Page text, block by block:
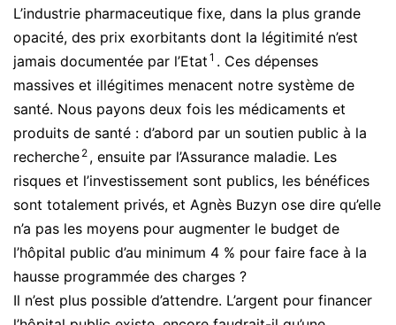
L’industrie pharmaceutique fixe, dans la plus grande
opacité, des prix exorbitants dont la légitimité n’est
jamais documentée par l’Etat 1 . Ces dépenses
massives et illégitimes menacent notre système de
santé. Nous payons deux fois les médicaments et
produits de santé : d’abord par un soutien public à la
recherche 2 , ensuite par l’Assurance maladie. Les
risques et l’investissement sont publics, les bénéfices
sont totalement privés, et Agnès Buzyn ose dire qu’elle
n’a pas les moyens pour augmenter le budget de
l’hôpital public d’au minimum 4 % pour faire face à la
hausse programmée des charges ?
Il n’est plus possible d’attendre. L’argent pour financer